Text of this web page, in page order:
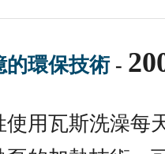
的環保技術-
用瓦斯洗澡每